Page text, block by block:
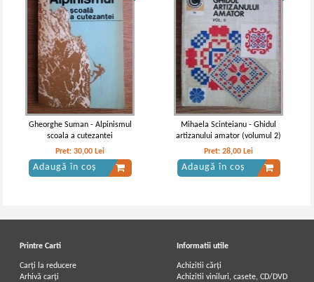
Gheorghe Suman - Alpinismul
scoala a cutezantei
Pret:30,00 Lei
Adaugă în coș
Mihaela Scinteianu - Ghidul
artizanului amator (volumul 2)
Pret:28,00 Lei
Adaugă în coș
Printre Carti
Carți la reducere
Arhivă carți
Informatii utile
Achizitii cărți
Achizitii viniluri, casete, CD/DVD